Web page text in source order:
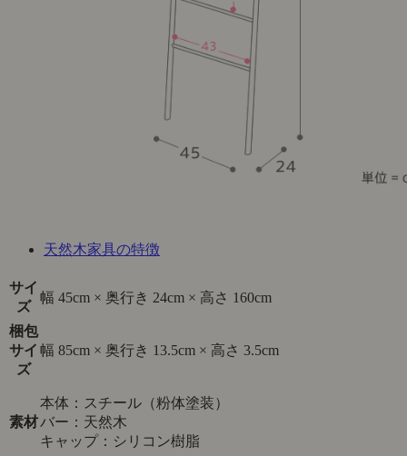
天然木家具の特徴
サイ
ズ
幅 45cm × 奥行き 24cm × 高さ 160cm
梱包
サイ
ズ
幅 85cm × 奥行き 13.5cm × 高さ 3.5cm
素材
本体：スチール（粉体塗装）
バー：天然木
キャップ：シリコン樹脂